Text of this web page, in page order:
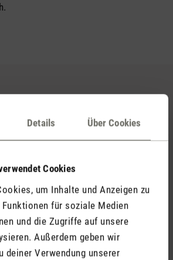
Details Über Cookies
Cookies
um Inhalte und Anzeigen zu
für soziale Medien
und die Zugriffe auf unsere
Außerdem geben wir
deiner Verwendung unserer
little Vorfilter hellgrau